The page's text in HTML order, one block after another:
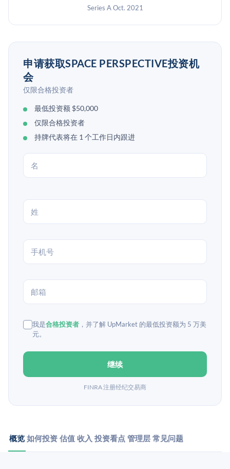
Series A Oct. 2021
申请获取SPACE PERSPECTIVE投资机
会
仅限合格投资者
最低投资额 $50,000
仅限合格投资者
持牌代表将在 1 个工作日内跟进
我是合格投资者 ，并了解 UpMarket 的最低投资额为 5 万美
元。
继续
FINRA 注册经纪交易商
概览 如何投资 估值 收入 投资看点 管理层 常见问题